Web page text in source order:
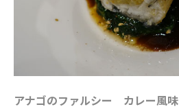
アナゴのファルシー カレー風味